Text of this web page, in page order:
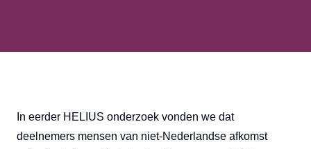
In eerder HELIUS onderzoek vonden we dat
deelnemers mensen van niet-Nederlandse afkomst